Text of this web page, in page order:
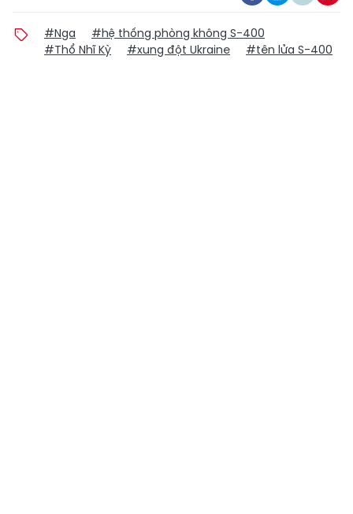
#Nga
#hệ thống phòng không S-400
#Thổ Nhĩ Kỳ
#xung đột Ukraine #tên lửa S-400